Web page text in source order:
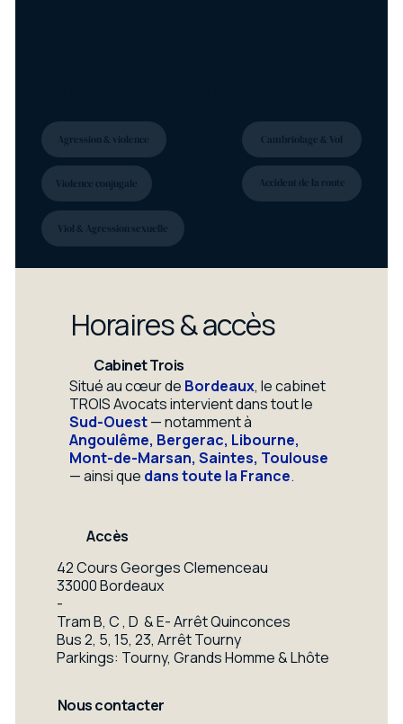
Agression & violence
Violence conjugale
Viol & Agression sexuelle
Cambriolage & Vol
Accident de la route
Horaires & accès
Cabinet Trois
Situé au cœur de Bordeaux, le cabinet
TROIS Avocats intervient dans tout le
Sud-Ouest— notamment à
Angoulême, Bergerac, Libourne,
Mont-de-Marsan, Saintes, Toulouse
— ainsi que dans toute la France.
Accès
42 Cours Georges Clemenceau
33000 Bordeaux
-
Tram B, C , D & E- Arrêt Quinconces
Bus 2, 5, 15, 23, Arrêt Tourny
Parkings: Tourny, Grands Homme & Lhôte
Nous contacter